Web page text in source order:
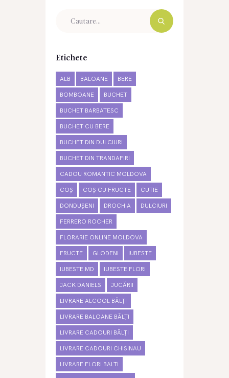
Etichete
ALB BALOANE BERE
BOMBOANE BUCHET
BUCHET BARBATESC
BUCHET CU BERE
BUCHET DIN DULCIURI
BUCHET DIN TRANDAFIRI
CADOU ROMANTIC MOLDOVA
COȘ COȘ CU FRUCTE CUTIE
DONDUȘENI DROCHIA DULCIURI
FERRERO ROCHER
FLORARIE ONLINE MOLDOVA
FRUCTE GLODENI IUBESTE
IUBESTE.MD IUBESTE FLORI
JACK DANIELS JUCĂRII
LIVRARE ALCOOL BĂLȚI
LIVRARE BALOANE BĂLȚI
LIVRARE CADOURI BĂLȚI
LIVRARE CADOURI CHISINAU
LIVRARE FLORI BALTI